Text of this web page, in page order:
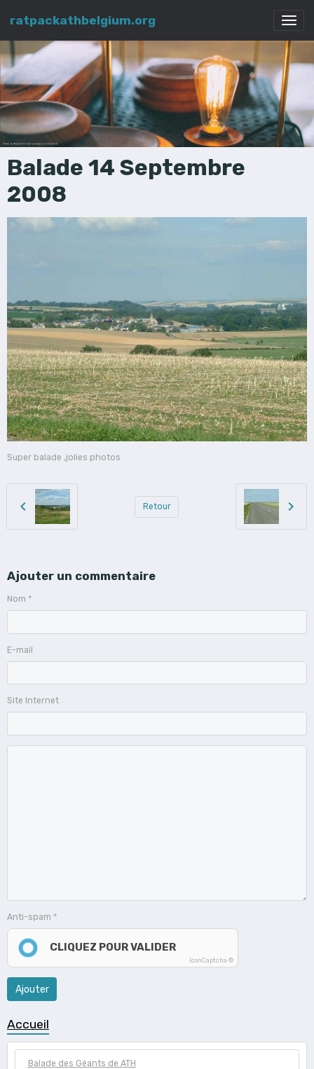
ratpackathbelgium.org
Balade 14 Septembre
2008
Super balade ,jolies photos
Retour
Ajouter un commentaire
Nom
E-mail
Site Internet
Anti-spam
CLIQUEZ POUR VALIDER
IconCaptcha ©
Ajouter
Accueil
Balade des Géants de ATH